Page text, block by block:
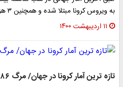
به ویروس کرونا مبتلا شده و همچنین ۳ هزار و ۵۲۲…
۱۱ اردیبهشت ۱۴۰۰
تازه ترین آمار کرونا در جهان/ مرگ ۲۹۸۶ برزیلی